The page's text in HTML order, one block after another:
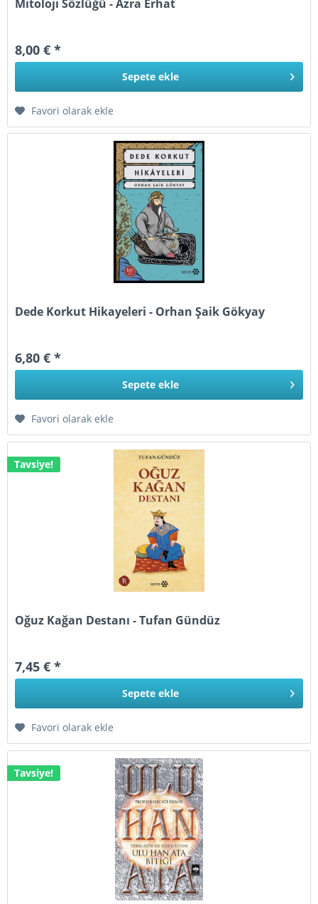
Mitoloji Sözlüğü - Azra Erhat
8,00 € *
Sepete ekle
Favori olarak ekle
Dede Korkut Hikayeleri - Orhan Şaik Gökyay
6,80 € *
Sepete ekle
Favori olarak ekle
Tavsiye!
Oğuz Kağan Destanı - Tufan Gündüz
7,45 € *
Sepete ekle
Favori olarak ekle
Tavsiye!